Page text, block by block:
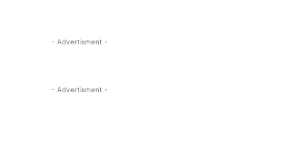
- Advertisment -
- Advertisment -